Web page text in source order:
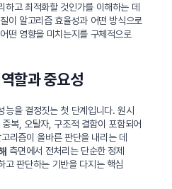
하고 최적화할 것인가를 이해하는 데
이 알고리즘 효율성과 어떤 방식으로
떤 영향을 미치는지를 구체적으로
할과 중요성
능을 결정짓는 첫 단계입니다. 원시
복, 오탈자, 구조적 결함이 포함되어
리즘이 올바른 판단을 내리는 데
측면에서 전처리는 단순한 정제
고 판단하는 기반을 다지는 핵심